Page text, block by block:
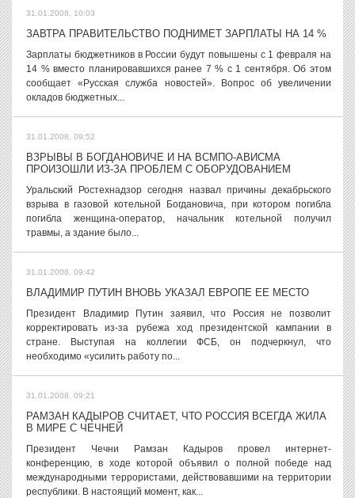
31.01.2008, 10:03
ЗАВТРА ПРАВИТЕЛЬСТВО ПОДНИМЕТ ЗАРПЛАТЫ НА 14 %
Зарплаты бюджетников в России будут повышены с 1 февраля на
14 % вместо планировавшихся ранее 7 % с 1 сентября. Об этом
сообщает «Русская служба новостей». Вопрос об увеличении
окладов бюджетных...
31.01.2008, 09:52
ВЗРЫВЫ В БОГДАНОВИЧЕ И НА ВСМПО-АВИСМА
ПРОИЗОШЛИ ИЗ-ЗА ПРОБЛЕМ С ОБОРУДОВАНИЕМ
Уральский Ростехнадзор сегодня назвал причины декабрьского
взрыва в газовой котельной Богдановича, при котором погибла
погибла женщина-оператор, начальник котельной получил
травмы, а здание было...
31.01.2008, 09:42
ВЛАДИМИР ПУТИН ВНОВЬ УКАЗАЛ ЕВРОПЕ ЕЕ МЕСТО
Президент Владимир Путин заявил, что Россия не позволит
корректировать из-за рубежа ход президентской кампании в
стране. Выступая на коллегии ФСБ, он подчеркнул, что
необходимо «усилить работу по...
31.01.2008, 09:21
РАМЗАН КАДЫРОВ СЧИТАЕТ, ЧТО РОССИЯ ВСЕГДА ЖИЛА
В МИРЕ С ЧЕЧНЕЙ
Президент Чечни Рамзан Кадыров провел интернет-
конференцию, в ходе которой объявил о полной победе над
международными террористами, действовавшими на территории
республики. В настоящий момент, как...